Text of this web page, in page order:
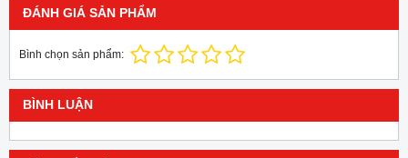
ĐÁNH GIÁ SẢN PHẨM
Bình chọn sản phẩm:
BÌNH LUẬN